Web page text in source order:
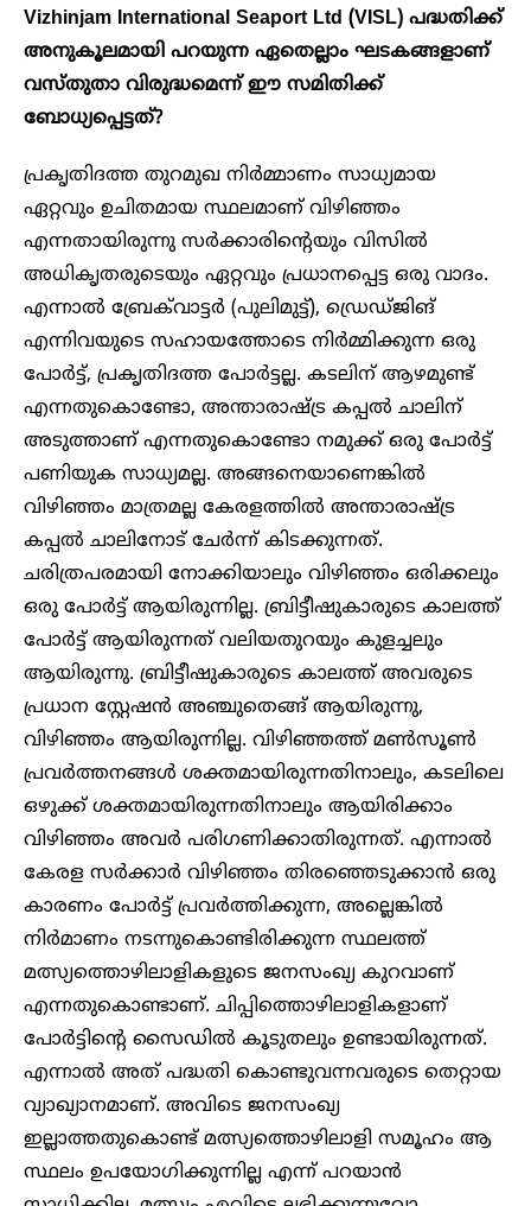
Vizhinjam International Seaport Ltd (VISL) പദ്ധതിക്ക്
അനുകൂലമായി പറയുന്ന ഏതെല്ലാം ഘടകങ്ങളാണ്
വസ്തുതാ വിരുദ്ധമെന്ന് ഈ സമിതിക്ക്
ബോധ്യപ്പെട്ടത്?
പ്രകൃതിദത്ത തുറമുഖ നിർമ്മാണം സാധ്യമായ
ഏറ്റവും ഉചിതമായ സ്ഥലമാണ് വിഴിഞ്ഞം
എന്നതായിരുന്നു സർക്കാരിന്റെയും വിസിൽ
അധികൃതരുടെയും ഏറ്റവും പ്രധാനപ്പെട്ട ഒരു വാദം.
എന്നാൽ ബ്രേക്‌വാട്ടർ (പുലിമുട്ട്), ഡ്രെഡ്ജിങ്
എന്നിവയുടെ സഹായത്തോടെ നിർമ്മിക്കുന്ന ഒരു
പോർട്ട്, പ്രകൃതിദത്ത പോർട്ടല്ല. കടലിന് ആഴമുണ്ട്
എന്നതുകൊണ്ടോ, അന്താരാഷ്ട്ര കപ്പൽ ചാലിന്
അടുത്താണ് എന്നതുകൊണ്ടോ നമുക്ക് ഒരു പോർട്ട്
പണിയുക സാധ്യമല്ല. അങ്ങനെയാണെങ്കിൽ
വിഴിഞ്ഞം മാത്രമല്ല കേരളത്തിൽ അന്താരാഷ്ട്ര
കപ്പൽ ചാലിനോട് ചേർന്ന് കിടക്കുന്നത്.
ചരിത്രപരമായി നോക്കിയാലും വിഴിഞ്ഞം ഒരിക്കലും
ഒരു പോർട്ട് ആയിരുന്നില്ല. ബ്രിട്ടീഷുകാരുടെ കാലത്ത്‌
പോർട്ട് ആയിരുന്നത് വലിയതുറയും കുളച്ചലും
ആയിരുന്നു. ബ്രിട്ടീഷുകാരുടെ കാലത്ത് അവരുടെ
പ്രധാന സ്റ്റേഷൻ അഞ്ചുതെങ്ങ് ആയിരുന്നു,
വിഴിഞ്ഞം ആയിരുന്നില്ല. വിഴിഞ്ഞത്ത് മൺസൂൺ
പ്രവർത്തനങ്ങൾ ശക്തമായിരുന്നതിനാലും, കടലിലെ
ഒഴുക്ക് ശക്തമായിരുന്നതിനാലും ആയിരിക്കാം
വിഴിഞ്ഞം അവർ പരിഗണിക്കാതിരുന്നത്. എന്നാൽ
കേരള സർക്കാർ വിഴിഞ്ഞം തിരഞ്ഞെടുക്കാൻ ഒരു
കാരണം പോർട്ട് പ്രവർത്തിക്കുന്ന, അല്ലെങ്കിൽ
നിർമാണം നടന്നുകൊണ്ടിരിക്കുന്ന സ്ഥലത്ത്
മത്സ്യത്തൊഴിലാളികളുടെ ജനസംഖ്യ കുറവാണ്
എന്നതുകൊണ്ടാണ്. ചിപ്പിത്തൊഴിലാളികളാണ്
പോർട്ടിന്റെ സൈഡിൽ കൂടുതലും ഉണ്ടായിരുന്നത്.
എന്നാൽ അത് പദ്ധതി കൊണ്ടുവന്നവരുടെ തെറ്റായ
വ്യാഖ്യാനമാണ്. അവിടെ ജനസംഖ്യ
ഇല്ലാത്തതുകൊണ്ട് മത്സ്യത്തൊഴിലാളി സമൂഹം ആ
സ്ഥലം ഉപയോഗിക്കുന്നില്ല എന്ന് പറയാൻ